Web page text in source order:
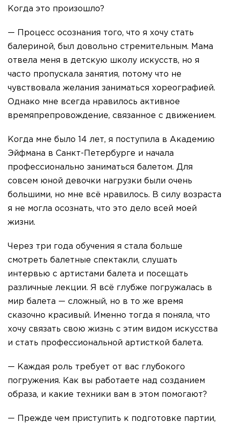
Когда это произошло?
— Процесс осознания того, что я хочу стать
балериной, был довольно стремительным. Мама
отвела меня в детскую школу искусств, но я
часто пропускала занятия, потому что не
чувствовала желания заниматься хореографией.
Однако мне всегда нравилось активное
времяпрепровождение, связанное с движением.
Когда мне было 14 лет, я поступила в Академию
Эйфмана в Санкт-Петербурге и начала
профессионально заниматься балетом. Для
совсем юной девочки нагрузки были очень
большими, но мне всё нравилось. В силу возраста
я не могла осознать, что это дело всей моей
жизни.
Через три года обучения я стала больше
смотреть балетные спектакли, слушать
интервью с артистами балета и посещать
различные лекции. Я всё глубже погружалась в
мир балета — сложный, но в то же время
сказочно красивый. Именно тогда я поняла, что
хочу связать свою жизнь с этим видом искусства
и стать профессиональной артисткой балета.
— Каждая роль требует от вас глубокого
погружения. Как вы работаете над созданием
образа, и какие техники вам в этом помогают?
— Прежде чем приступить к подготовке партии,